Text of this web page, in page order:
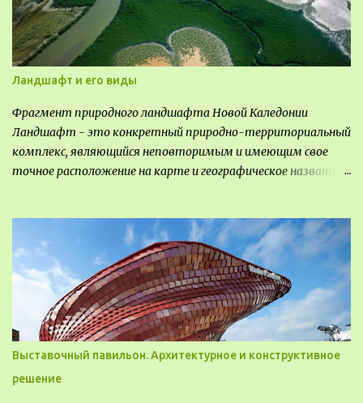
Ландшафт и его виды
Фрагмент природного ландшафта Новой Каледонии
Ландшафт - это конкретный природно-территориальный
комплекс, являющийся неповторимым и имеющим свое
точное расположение на карте и географическое название.
видом деятельность происходящей на них. Одни
используют в качестве выращивания агрокультур. Другие
для строительства населенных пунктов и т.д.
Выставочный павильон. Архитектурное и конструктивное
решение